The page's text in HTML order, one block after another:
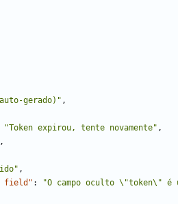
gerado)" ,
"Token expirou, tente novamente" ,
,
,
field" :
"O campo oculto \"token\" é